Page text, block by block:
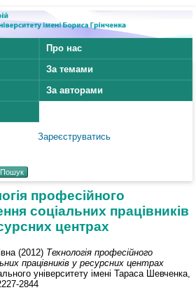
Про нас
За темами
За авторами
Зареєструватись
професійного
соціальних працівників
центрах
(2012) Технологія професійного
працівників у ресурсних центрах
університету імені Тараса Шевченка,
2844